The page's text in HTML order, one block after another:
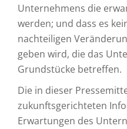
Unternehmens die
werden; und dass es
nachteiligen
geben wird, die das
Grundstücke betreffen.
Die in dieser
zukunftsgerichteten
Erwartungen des